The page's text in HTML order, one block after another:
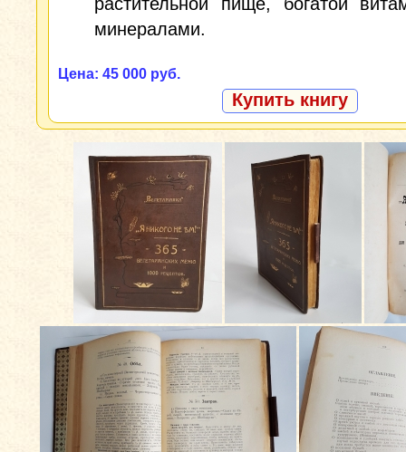
минералами.
Цена: 45 000 руб.
Купить книгу